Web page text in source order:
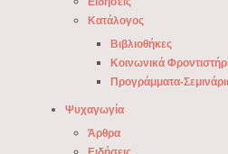
Κατάλογος
Βιβλιοθήκες
Κοινωνικά
Προγράμματα-
Ψυχαγωγία
Άρθρα